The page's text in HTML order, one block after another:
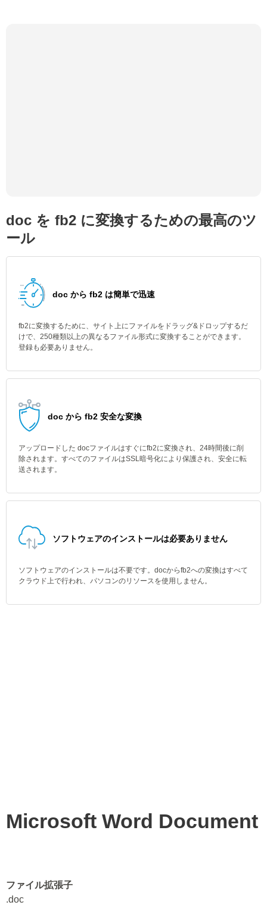
doc を fb2 に変換するための最高のツ
ール
doc から fb2 は簡単で迅速
fb2に変換するために、サイト上にファイルをドラッグ&ドロップするだ
けで、250種類以上の異なるファイル形式に変換することができます。
登録も必要ありません。
doc から fb2 安全な変換
アップロードした docファイルはすぐにfb2に変換され、24時間後に削
除されます。すべてのファイルはSSL暗号化により保護され、安全に転
送されます。
ソフトウェアのインストールは必要ありません
ソフトウェアのインストールは不要です。docからfb2への変換はすべて
クラウド上で行われ、パソコンのリソースを使用しません。
Microsoft Word Document
ファイル拡張子
.doc